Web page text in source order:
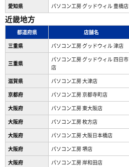
愛知県
パソコン工房 グッドウィル 豊橋店
近畿地方
都道府県 店舗名
三重県
パソコン工房 グッドウィル 津店
三重県
パソコン工房 グッドウィル 四日市
店
滋賀県 パソコン工房 大津店
京都府
パソコン工房 京都寺町店
大阪府
パソコン工房 東大阪店
大阪府
パソコン工房 枚方店
大阪府
パソコン工房 大阪日本橋店
大阪府
パソコン工房 堺店
大阪府
パソコン工房 岸和田店